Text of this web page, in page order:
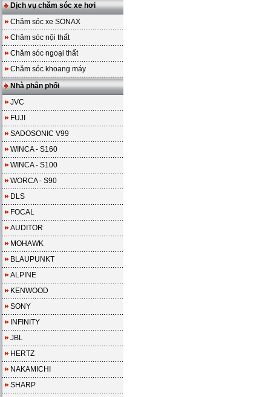
Dịch vụ chăm sóc xe hơi
Chăm sóc xe SONAX
Chăm sóc nội thất
Chăm sóc ngoại thất
Chăm sóc khoang máy
Nhà phân phối
JVC
FUJI
SADOSONIC V99
WINCA - S160
WINCA - S100
WORCA - S90
DLS
FOCAL
AUDITOR
MOHAWK
BLAUPUNKT
ALPINE
KENWOOD
SONY
INFINITY
JBL
HERTZ
NAKAMICHI
SHARP